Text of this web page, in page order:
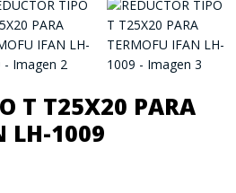
T T25X20 PARA
LH-1009